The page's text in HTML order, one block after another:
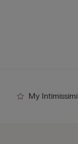
My Intimissimi